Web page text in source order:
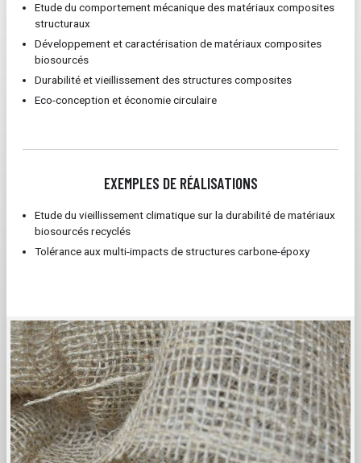
Etude du comportement mécanique des matériaux composites
structuraux
Développement et caractérisation de matériaux composites
biosourcés
Durabilité et vieillissement des structures composites
Eco-conception et économie circulaire
EXEMPLES DE RÉALISATIONS
Etude du vieillissement climatique sur la durabilité de matériaux
biosourcés recyclés
Tolérance aux multi-impacts de structures carbone-époxy